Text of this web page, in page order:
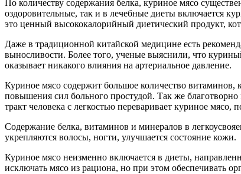
По количеству содержания белка, куриное мясо
оздоровительные, так и в лечебные диеты включается
это ценный высококалорийный диетический продукт,
Даже в традиционной китайской медицине есть
выносливости. Более того, ученые выяснили, что
оказывает никакого влияния на артериальное давление.
Куриное мясо содержит большое количество
повышения сил больного простудой. Так же
тракт человека с легкостью переваривает куриное
Содержание белка, витаминов и минералов в
укрепляются волосы, ногти, улучшается состояние кожи.
Куриное мясо неизменно включается в диеты,
исключать мясо из рациона, но при этом обеспечивать